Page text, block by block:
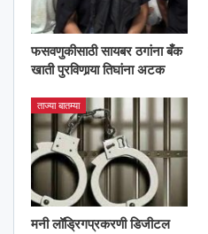
फसवणुकीसाठी सायबर ठगांना बँक
खाती पुरविणार्‍या तिघांना अटक
ताज्या बातम्या
मनी लॉड्रिगप्रकरणी डिजीटल